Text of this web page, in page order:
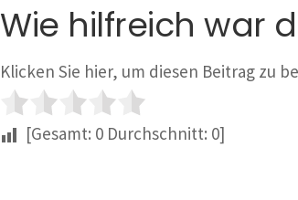
Wie hilfreich war
Klicken Sie hier, um diesen Beitrag zu
[Gesamt: 0 Durchschnitt: 0]